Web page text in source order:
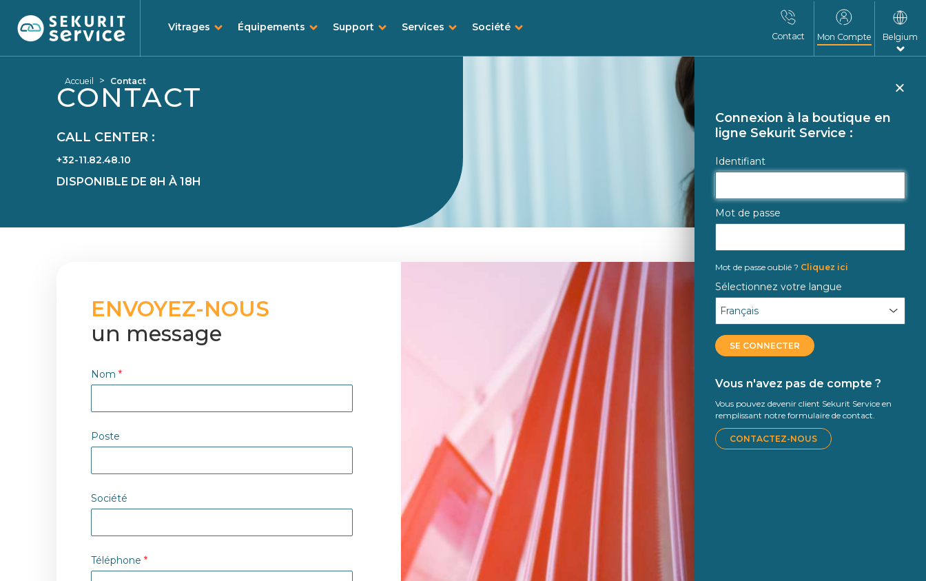
Vitrages Équipements Support Services Société
Contact Mon Compte Belgium
Connexion à la boutique en
ligne Sekurit Service :
Identifiant
Mot de passe
Mot de passe oublié ? Cliquez ici
Sélectionnez votre langue
SE CONNECTER
Vous n'avez pas de compte ?
Vous pouvez devenir client Sekurit Service en
remplissant notre formulaire de contact.
CONTACTEZ-NOUS
Accueil > Contact
CONTACT
CALL CENTER :
+32-11.82.48.10
DISPONIBLE DE 8H À 18H
ENVOYEZ-NOUS
un message
Nom
Poste
Société
Téléphone